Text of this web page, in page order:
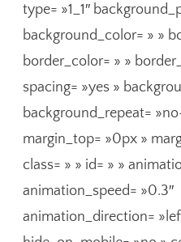
type= »1_1″
background_color= » »
border_color= » »
spacing= »yes »
background_repeat=
margin_top= »0px »
class= » » id= » »
animation_speed= »0.3″
animation_direction=